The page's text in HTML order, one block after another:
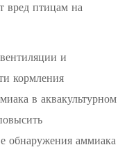
вред птицам на
и
кормления
в аквакультурном
обнаружения аммиака